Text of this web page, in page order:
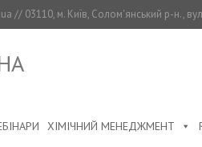
// 03110, м. Київ, Солом'янський р-н.,
ХІМІЧНИЙ МЕНЕДЖМЕНТ